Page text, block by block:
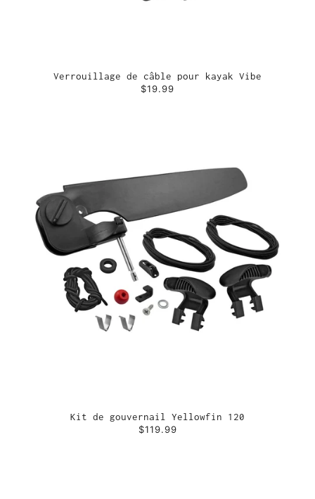
Verrouillage de câble pour kayak Vibe
$19.99
Kit de gouvernail Yellowfin 120
$119.99